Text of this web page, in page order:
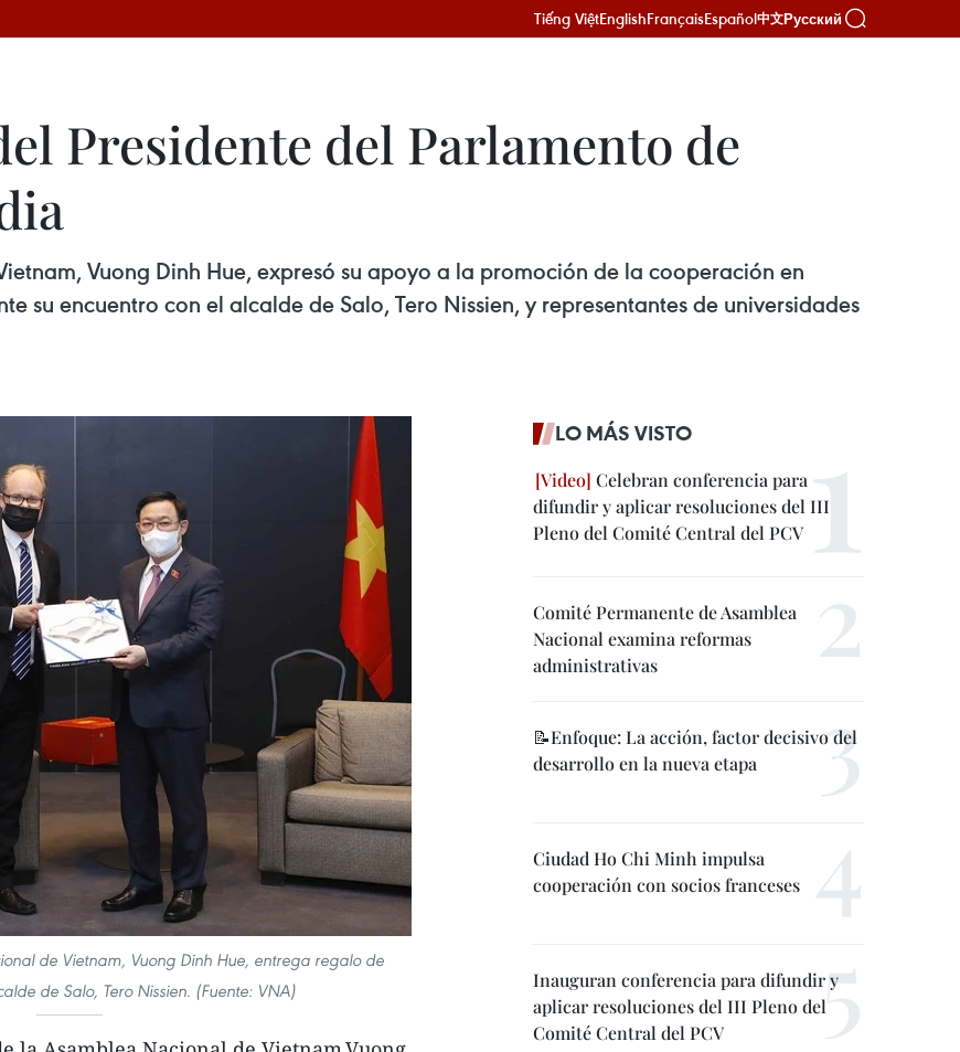
Tiếng ViệtEnglishFrançaisEspañol中文Русский
Presidente del Parlamento de
Vuong Dinh Hue, expresó su apoyo a la promoción de la cooperación en
su encuentro con el alcalde de Salo, Tero Nissien, y representantes de universidades
de Vietnam, Vuong Dinh Hue, entrega regalo de
de Salo, Tero Nissien. (Fuente: VNA)
LO MÁS VISTO
Celebran conferencia para
difundir y aplicar resoluciones del III
Pleno del Comité Central del PCV
Comité Permanente de Asamblea
Nacional examina reformas
administrativas
📝Enfoque: La acción, factor decisivo del
desarrollo en la nueva etapa
Ciudad Ho Chi Minh impulsa
cooperación con socios franceses
Inauguran conferencia para difundir y
aplicar resoluciones del III Pleno del
Comité Central del PCV